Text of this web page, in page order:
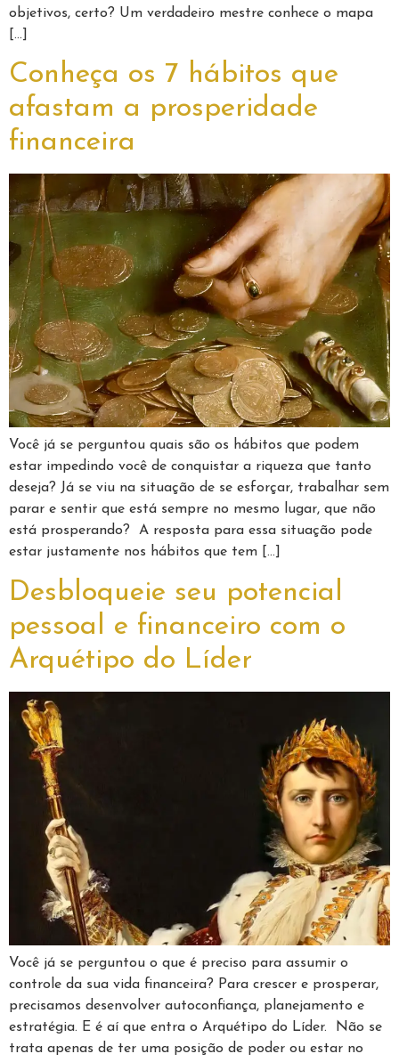
objetivos, certo? Um verdadeiro mestre conhece o mapa
[…]
Conheça os 7 hábitos que
afastam a prosperidade
financeira
Você já se perguntou quais são os hábitos que podem
estar impedindo você de conquistar a riqueza que tanto
deseja? Já se viu na situação de se esforçar, trabalhar sem
parar e sentir que está sempre no mesmo lugar, que não
está prosperando? A resposta para essa situação pode
estar justamente nos hábitos que tem […]
Desbloqueie seu potencial
pessoal e financeiro com o
Arquétipo do Líder
Você já se perguntou o que é preciso para assumir o
controle da sua vida financeira? Para crescer e prosperar,
precisamos desenvolver autoconfiança, planejamento e
estratégia. E é aí que entra o Arquétipo do Líder. Não se
trata apenas de ter uma posição de poder ou estar no